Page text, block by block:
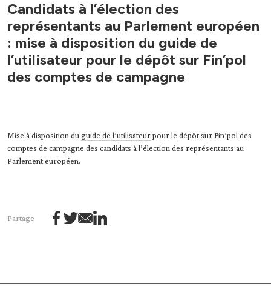
Candidats à l’élection des
représentants au Parlement européen
: mise à disposition du guide de
l’utilisateur pour le dépôt sur Fin’pol
des comptes de campagne
Mise à disposition du guide de l’utilisateurpour le dépôt sur Fin’pol des
comptes de campagne des candidats à l’élection des représentants au
Parlement européen.
Partage